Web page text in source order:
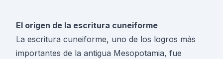
El origen de la escritura cuneiforme
La escritura cuneiforme, uno de los logros más
importantes de la antigua Mesopotamia, fue